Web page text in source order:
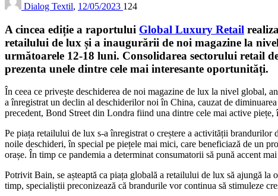
Dialog Textil, 12/05/2023 124
A cincea ediție a raportului Global Luxury Retail
retailului de lux și a inaugurării de noi magazine la
următoarele 12-18 luni. Consolidarea sectorului retail
prezenta unele dintre cele mai interesante oportunități.
În ceea ce privește deschiderea de noi magazine de lux la nivel global,
a înregistrat un declin al deschiderilor noi în China, cauzat de
precedent, Bond Street din Londra fiind una dintre cele mai active
Pe piața retailului de lux s-a înregistrat o creștere a activității
noile deschideri, în special pe piețele mai mici, care beneficiază de un
orașe. În timp ce pandemia a determinat consumatorii să pună accent
Potrivit Bain, se așteaptă ca piața globală a retailului de lux să ajungă la
timp, specialiștii preconizează că brandurile vor continua să stimuleze